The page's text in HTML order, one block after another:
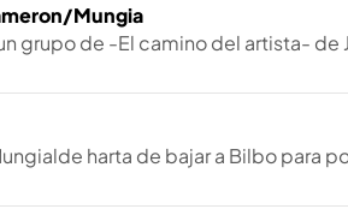
Mungia
grupo de -El camino del artista- de
harta de bajar a Bilbo para